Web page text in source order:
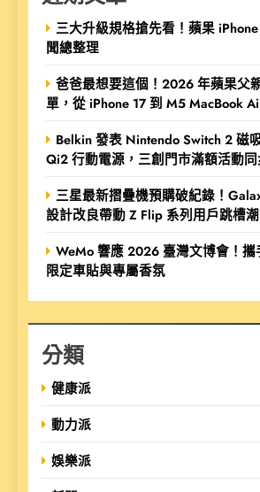
三大升級規格搶先看！蘋果
聞總整理
爸爸最想要這個！2026 年蘋果父
單，從 iPhone 17 到 M5 MacBook
Belkin 發表 Nintendo Switch 2 磁
Qi2 行動電源，三創門市滿額活動
三星最新摺疊機預購破紀錄！
設計改良帶動 Z Flip 系列用戶跳槽潮
WeMo 響應 2026 臺灣文博會！
限定車貼與專屬香氛
分類
健康派
動力派
娛樂派